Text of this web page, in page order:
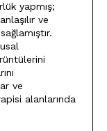
yapmış;
ve
ve
alanlarında